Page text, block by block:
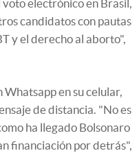
electrónico en Brasil,
candidatos con pautas
y el derecho al aborto",
en su celular,
de distancia. "No es
ha llegado Bolsonaro
financiación por detrás",